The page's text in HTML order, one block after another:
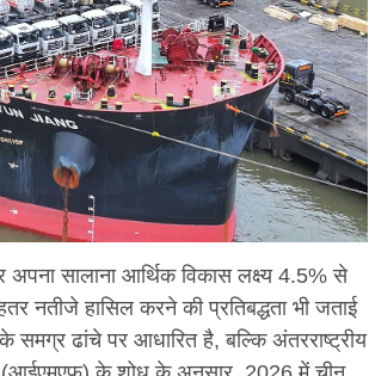
सालाना आर्थिक विकास लक्ष्य 4.5% से
नतीजे हासिल करने की प्रतिबद्धता भी जताई
समग्र ढांचे पर आधारित है, बल्कि अंतरराष्ट्रीय